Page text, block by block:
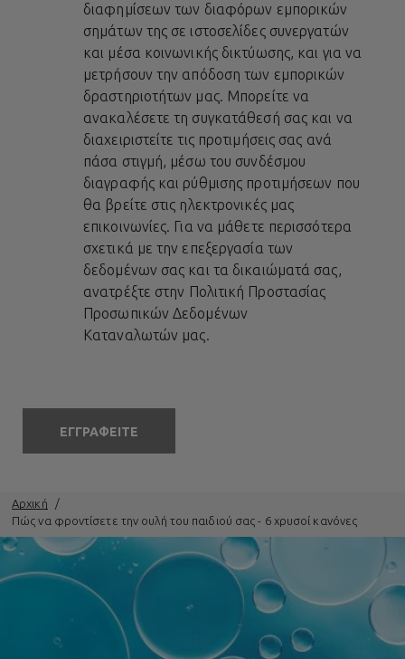
διαφημίσεων των διαφόρων εμπορικών
σημάτων της σε ιστοσελίδες συνεργατών
και μέσα κοινωνικής δικτύωσης, και για να
μετρήσουν την απόδοση των εμπορικών
δραστηριοτήτων μας. Μπορείτε να
ανακαλέσετε τη συγκατάθεσή σας και να
διαχειριστείτε τις προτιμήσεις σας ανά
πάσα στιγμή, μέσω του συνδέσμου
διαγραφής και ρύθμισης προτιμήσεων που
θα βρείτε στις ηλεκτρονικές μας
επικοινωνίες. Για να μάθετε περισσότερα
σχετικά με την επεξεργασία των
δεδομένων σας και τα δικαιώματά σας,
ανατρέξτε στην Πολιτική Προστασίας
Προσωπικών Δεδομένων
Καταναλωτών μας.
ΕΓΓΡΑΦΕΙΤΕ
Αρχική
Πώς να φροντίσετε την ουλή του παιδιού σας - 6 χρυσοί κανόνες